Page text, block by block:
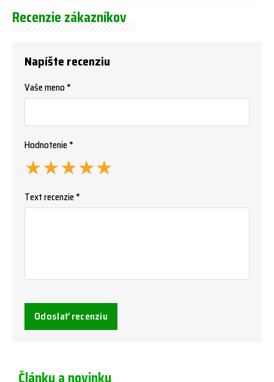
Recenzie zákazníkov
Napíšte recenziu
Vaše meno *
Hodnotenie *
★
★
★
★
★
Text recenzie *
Odoslať recenziu